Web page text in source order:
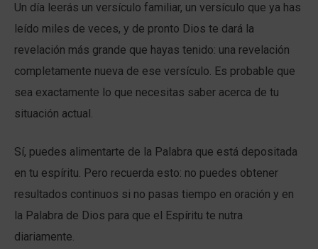
Un día leerás un versículo familiar, un versículo que ya has
leído miles de veces, y de pronto Dios te dará la
revelación más grande que hayas tenido: una revelación
completamente nueva de ese versículo. Es probable que
sea exactamente lo que necesitas saber acerca de tu
situación actual.
Sí, puedes alimentarte de la Palabra que está depositada
en tu espíritu. Pero recuerda esto: no puedes obtener
resultados continuos si no pasas tiempo en oración y en
la Palabra de Dios para que el Espíritu te nutra
diariamente.